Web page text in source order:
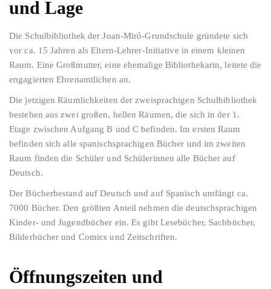
und Lage
Die Schulbibliothek der Joan-Miró-Grundschule gründete sich
vor ca. 15 Jahren als Eltern-Lehrer-Initiative in einem kleinen
Raum. Eine Großmutter, eine ehemalige Bibliothekarin, leitete die
engagierten Ehrenamtlichen an.
Die jetzigen Räumlichkeiten der zweisprachigen Schulbibliothek
bestehen aus zwei großen, hellen Räumen, die sich in der 1.
Etage zwischen Aufgang B und C befinden. Im ersten Raum
befinden sich alle spanischsprachigen Bücher und im zweiten
Raum finden die Schüler und Schülerinnen alle Bücher auf
Deutsch.
Der Bücherbestand auf Deutsch und auf Spanisch umfängt ca.
7000 Bücher. Den größten Anteil nehmen die deutschsprachigen
Kinder- und Jugendbücher ein. Es gibt Lesebücher, Sachbücher,
Bilderbücher und Comics und Zeitschriften.
Öffnungszeiten und